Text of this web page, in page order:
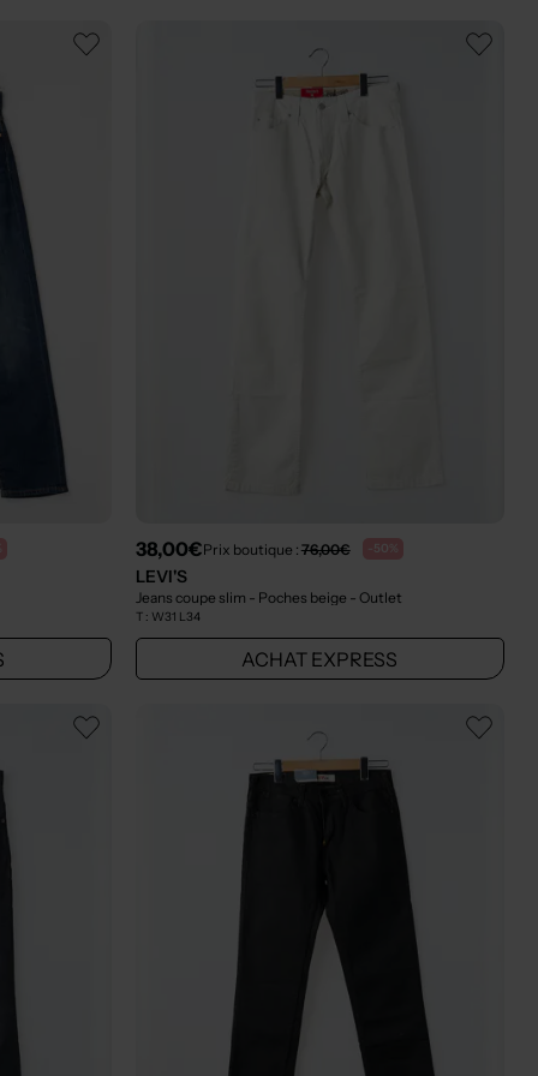
38,00€Prix boutique : 76,00€ -50%
LEVI'S
Jeans coupe slim - Poches beige - Outlet
T : W31 L34
ACHAT EXPRESS